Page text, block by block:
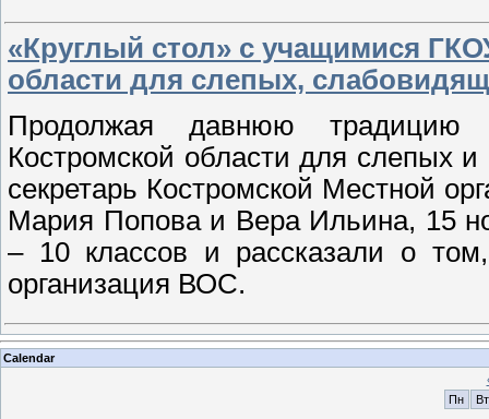
«Круглый стол» с учащимися
области для слепых,
Продолжая давнюю традицию
Костромской области для слепых
секретарь Костромской Местной
Мария Попова и Вера Ильина, 15
– 10 классов и рассказали о
организация ВОС.
Calendar
Пн
Вт